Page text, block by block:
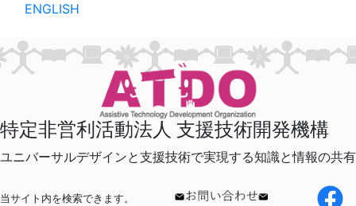
ENGLISH
特定非営利活動法人 支援技術開発機構
ユニバーサルデザインと支援技術で実現する知識と情報の共有
当サイト内を検索できます。